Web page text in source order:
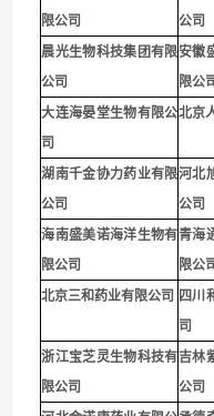
限公司
公司
晨光生物科技集团有限
公司
安徽
限公
大连海晏堂生物有限公
司
北京
湖南千金协力药业有限
公司
河北
公司
海南盛美诺海洋生物有
限公司
青海
限公
北京三和药业有限公司 四川
司
浙江宝芝灵生物科技有
限公司
吉林
公司